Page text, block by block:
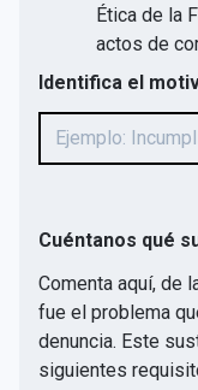
Ética de la
actos de
Identifica el
Cuéntanos qué
Comenta aquí, de
fue el problema
denuncia. Este
siguientes